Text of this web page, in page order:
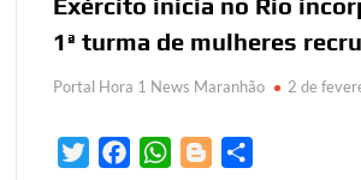
Exército inicia no Rio
1ª turma de mulheres
Portal Hora 1 News Maranhão 2 de
W